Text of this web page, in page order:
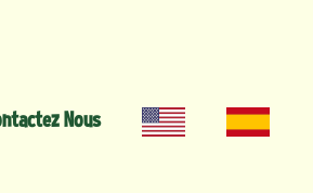
Nous